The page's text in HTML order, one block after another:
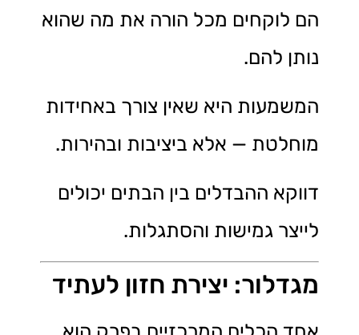
הם לוקחים מכל הורה את מה שהוא
נותן להם.
המשמעות היא שאין צורך באחידות
מוחלטת — אלא ביציבות ובהירות.
דווקא ההבדלים בין הבתים יכולים
לייצר גמישות והסתגלות.
מגדלור: יצירת חזון לעתיד